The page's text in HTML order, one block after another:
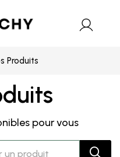
Produits
pour vous